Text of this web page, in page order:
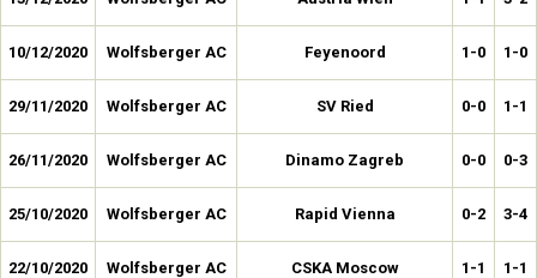
10/12/2020 Wolfsberger AC Feyenoord 1-0 1-0
29/11/2020 Wolfsberger AC SV Ried 0-0 1-1
26/11/2020 Wolfsberger AC Dinamo Zagreb 0-0 0-3
25/10/2020 Wolfsberger AC Rapid Vienna 0-2 3-4
22/10/2020 Wolfsberger AC CSKA Moscow 1-1 1-1